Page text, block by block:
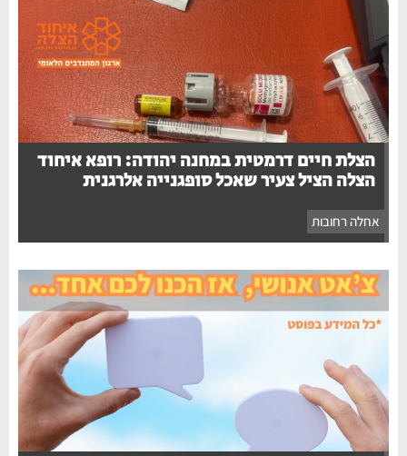
הצלת חיים דרמטית במחנה יהודה: רופא איחוד
הצלה הציל צעיר שאכל סופגנייה אלרגנית
אחלה רחובות